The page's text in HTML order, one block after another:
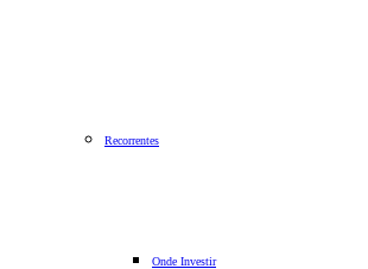
Recorrentes
Onde Investir